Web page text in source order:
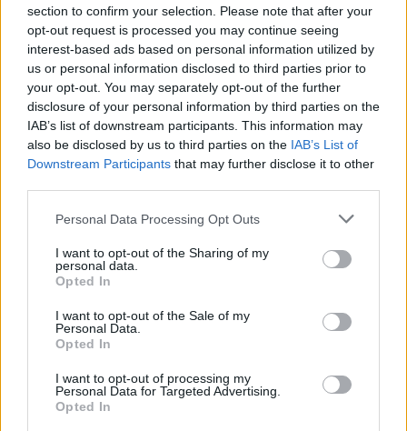
section to confirm your selection. Please note that after your
opt-out request is processed you may continue seeing
interest-based ads based on personal information utilized by
us or personal information disclosed to third parties prior to
your opt-out. You may separately opt-out of the further
disclosure of your personal information by third parties on the
IAB’s list of downstream participants. This information may
also be disclosed by us to third parties on the IAB’s List of
Downstream Participants that may further disclose it to other
Personal Data Processing Opt Outs
I want to opt-out of the Sharing of my
personal data.
Opted In
I want to opt-out of the Sale of my
Personal Data.
Opted In
I want to opt-out of processing my
Personal Data for Targeted Advertising.
Opted In
Όρκος σιωπής επ.60
(Τελευταίο)
Όρκος σιωπής επ.59